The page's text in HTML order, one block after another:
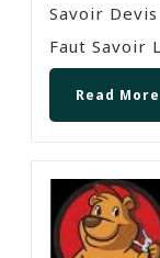
Savoir
Faut Savoir
Read More